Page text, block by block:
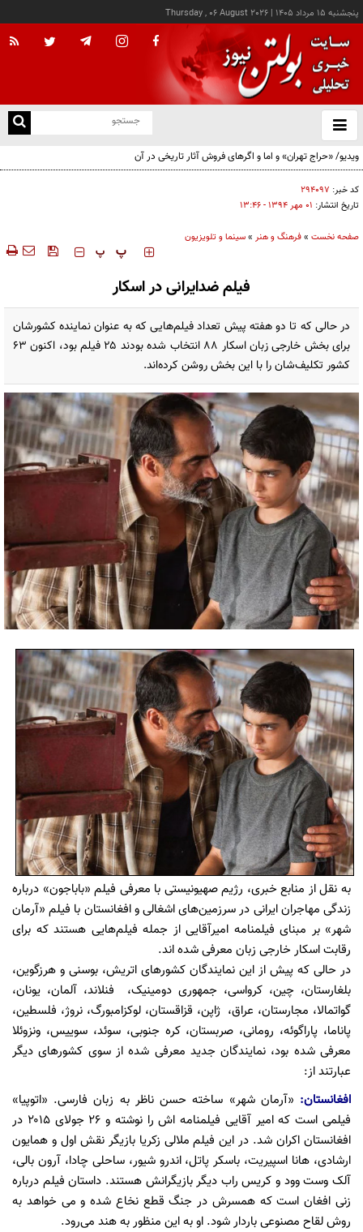
پنجشنبه ۱۵ مرداد ۱۴۰۵ |
Thursday , 06 August 2026
باز
و
کد خبر: ۲۹۴۰۹۷
تاریخ انتشار: ۰۱ مهر ۱۳۹۴ - ۱۳:۴۶
صفحه نخست »فرهنگ و هنر »سینما و تلویزیون
‍‍‍ پ پ
فیلم ضدایرانی در اسکار
در حالی که تا دو هفته پیش تعداد فیلم‌هایی که به عنوان نماینده کشورشان
برای بخش خارجی زبان اسکار ۸۸ انتخاب شده بودند ۲۵ فیلم بود، اکنون ۶۳
کشور تکلیف‌شان را با این بخش روشن کرده‌اند.
به نقل از منابع خبری، رژیم صهیونیستی با معرفی فیلم «باباجون» درباره
زندگی مهاجران ایرانی در سرزمین‌های اشغالی و افغانستان با فیلم «آرمان
شهر» بر مبنای فیلمنامه امیرآقایی از جمله فیلم‌هایی هستند که برای
رقابت اسکار خارجی زبان معرفی شده اند.
در حالی که پیش از این نمایندگان کشورهای اتریش، بوسنی و هرزگوین،
بلغارستان، چین، ‌کرواسی، جمهوری دومینیک، ‌ فنلاند، ‌آلمان، یونان،
گواتمالا، مجارستان، عراق، ‌ ژاپن، قزاقستان، ‌لوکزامبورگ، نروژ، فلسطین،
‌پاناما، ‌پاراگوئه، رومانی، صربستان، کره جنوبی، سوئد، سوییس، ونزوئلا
معرفی شده بود، نمایندگان جدید معرفی شده از سوی کشورهای دیگر
عبارتند از:
افغانستان: «آرمان شهر» ساخته حسن ناظر به زبان فارسی. «اتوپیا»
فیلمی است که امیر آقایی فیلمنامه اش را نوشته و ۲۶ جولای ۲۰۱۵ در
افغانستان اکران شد. در این فیلم ملالی زکریا بازیگر نقش اول و همایون
ارشادی، هانا اسپیریت، باسکر پاتل، اندرو شیور، ساحلی چادا، آرون بالی،
آلک وست وود و کریس راب دیگر بازیگرانش هستند. داستان فیلم درباره
زنی افغان است که همسرش در جنگ قطع نخاع شده و می خواهد به
روش لقاح مصنوعی باردار شود. او به این منظور به هند می‌رود.